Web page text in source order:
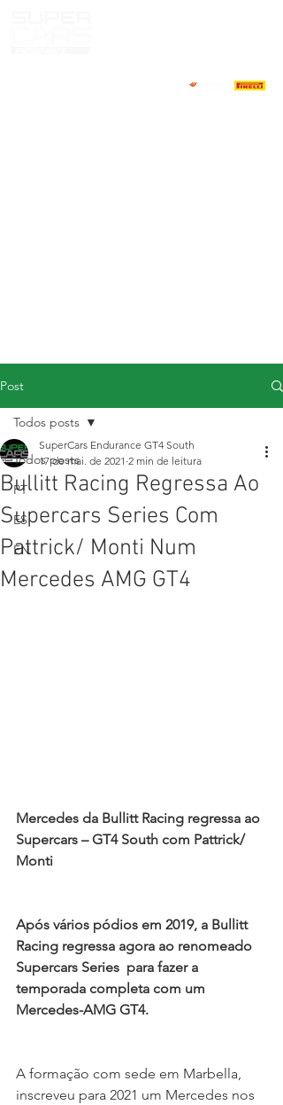
Post
Todos posts
PT
ES
EN
Todos posts
Bullitt Racing Regressa Ao
Supercars Series Com
Pattrick/ Monti Num
Mercedes AMG GT4
SuperCars Endurance GT4 South
17 de mai. de 2021 2 min de leitura
Mercedes da Bullitt Racing regressa ao
Supercars – GT4 South com Pattrick/
Monti
Após vários pódios em 2019, a Bullitt
Racing regressa agora ao renomeado
Supercars Series  para fazer a
temporada completa com um
Mercedes-AMG GT4.
A formação com sede em Marbella,
inscreveu para 2021 um Mercedes nos